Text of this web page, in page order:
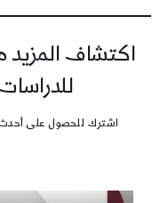
اكتشاف المزيد
اشترك للحصول على أحدث